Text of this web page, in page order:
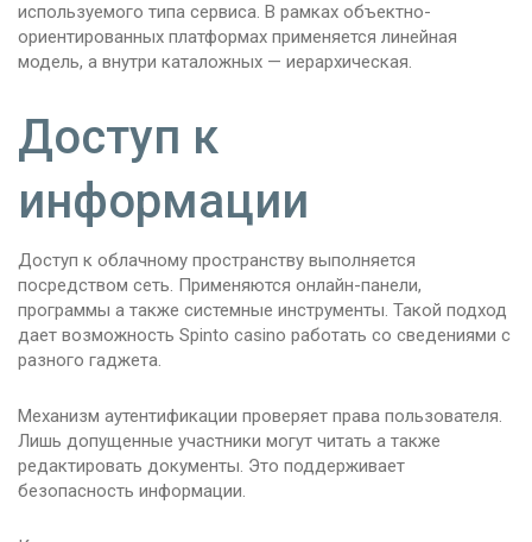
используемого типа сервиса. В рамках объектно-
ориентированных платформах применяется линейная
модель, а внутри каталожных — иерархическая.
Доступ к
информации
Доступ к облачному пространству выполняется
посредством сеть. Применяются онлайн-панели,
программы а также системные инструменты. Такой подход
дает возможность Spinto casino работать со сведениями с
разного гаджета.
Механизм аутентификации проверяет права пользователя.
Лишь допущенные участники могут читать а также
редактировать документы. Это поддерживает
безопасность информации.